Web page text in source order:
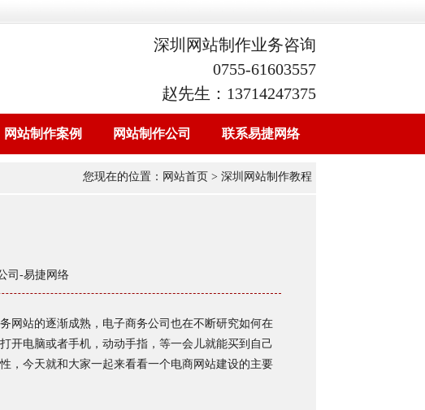
深圳网站制作业务咨询
0755-61603557
赵先生：13714247375
网站制作案例 网站制作公司 联系易捷网络
您现在的位置： 网站首页 > 深圳网站制作教程
司-易捷网络
站的逐渐成熟，电子商务公司也在不断研究如何在
开电脑或者手机，动动手指，等一会儿就能买到自己
，今天就和大家一起来看看一个电商网站建设的主要